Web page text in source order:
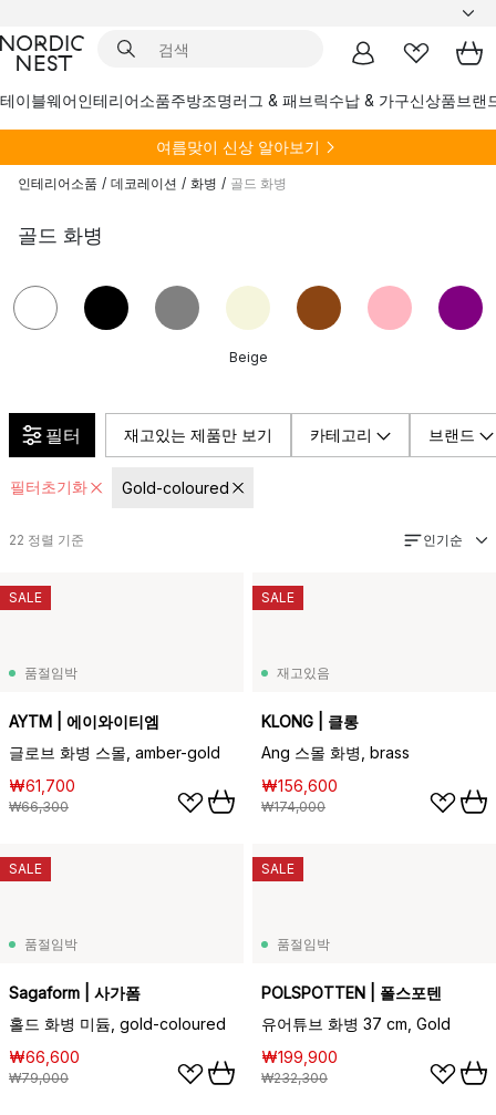
테이블웨어인테리어소품주방조명러그 & 패브릭수납 & 가구신상품브랜
여름맞이 신상 알아보기
인테리어소품 / 데코레이션 / 화병 / 골드 화병
골드 화병
Beige
필터 재고있는 제품만 보기 카테고리 브랜드
필터초기화 Gold-coloured
22 정렬 기준 인기순
품절임박
AYTM | 에이와이티엠
글로브 화병 스몰, amber-gold
₩61,700
₩66,300
SALE
재고있음
KLONG | 클롱
Ang 스몰 화병, brass
₩156,600
₩174,000
SALE
품절임박
Sagaform | 사가폼
홀드 화병 미듐, gold-coloured
₩66,600
₩79,000
SALE
품절임박
POLSPOTTEN | 폴스포텐
유어튜브 화병 37 cm, Gold
₩199,900
₩232,300
SALE